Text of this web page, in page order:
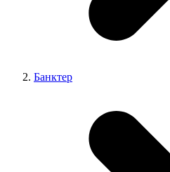
Банктер